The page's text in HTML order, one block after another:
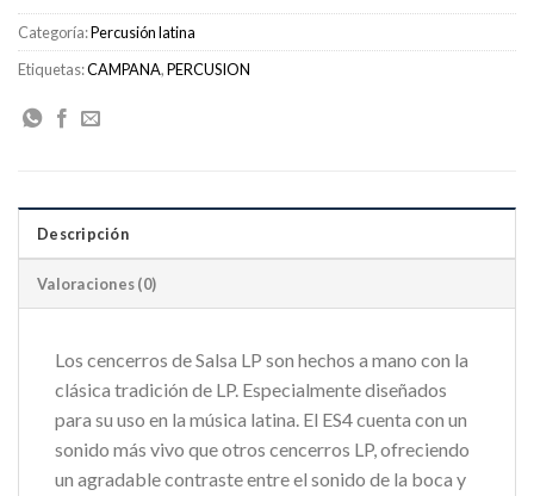
Categoría:Percusión latina
Etiquetas:CAMPANA,PERCUSION
Descripción
Valoraciones (0)
Los cencerros de Salsa LP son hechos a mano con la
clásica tradición de LP. Especialmente diseñados
para su uso en la música latina. El ES4 cuenta con un
sonido más vivo que otros cencerros LP, ofreciendo
un agradable contraste entre el sonido de la boca y